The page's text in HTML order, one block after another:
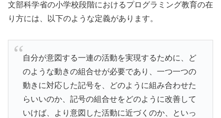
文部科学省の小学校段階におけるプログラミング教育の在
り方には、以下のような定義があります。
自分が意図する一連の活動を実現するために、ど
のような動きの組合せが必要であり、一つ一つの
動きに対応した記号を、どのように組み合わせた
らいいのか、記号の組合せをどのように改善して
いけば、より意図した活動に近づくのか、といっ